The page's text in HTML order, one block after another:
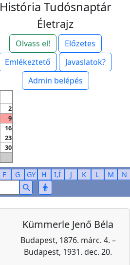
História Tudósnaptár
Életrajz
Olvass el!
Előzetes
Emlékeztető
Javaslatok?
Admin belépés
2
9
16
23
30
F G GY H I,Í J K L M
N
Kümmerle Jenő Béla
Budapest, 1876. márc. 4. –
Budapest, 1931. dec. 20.